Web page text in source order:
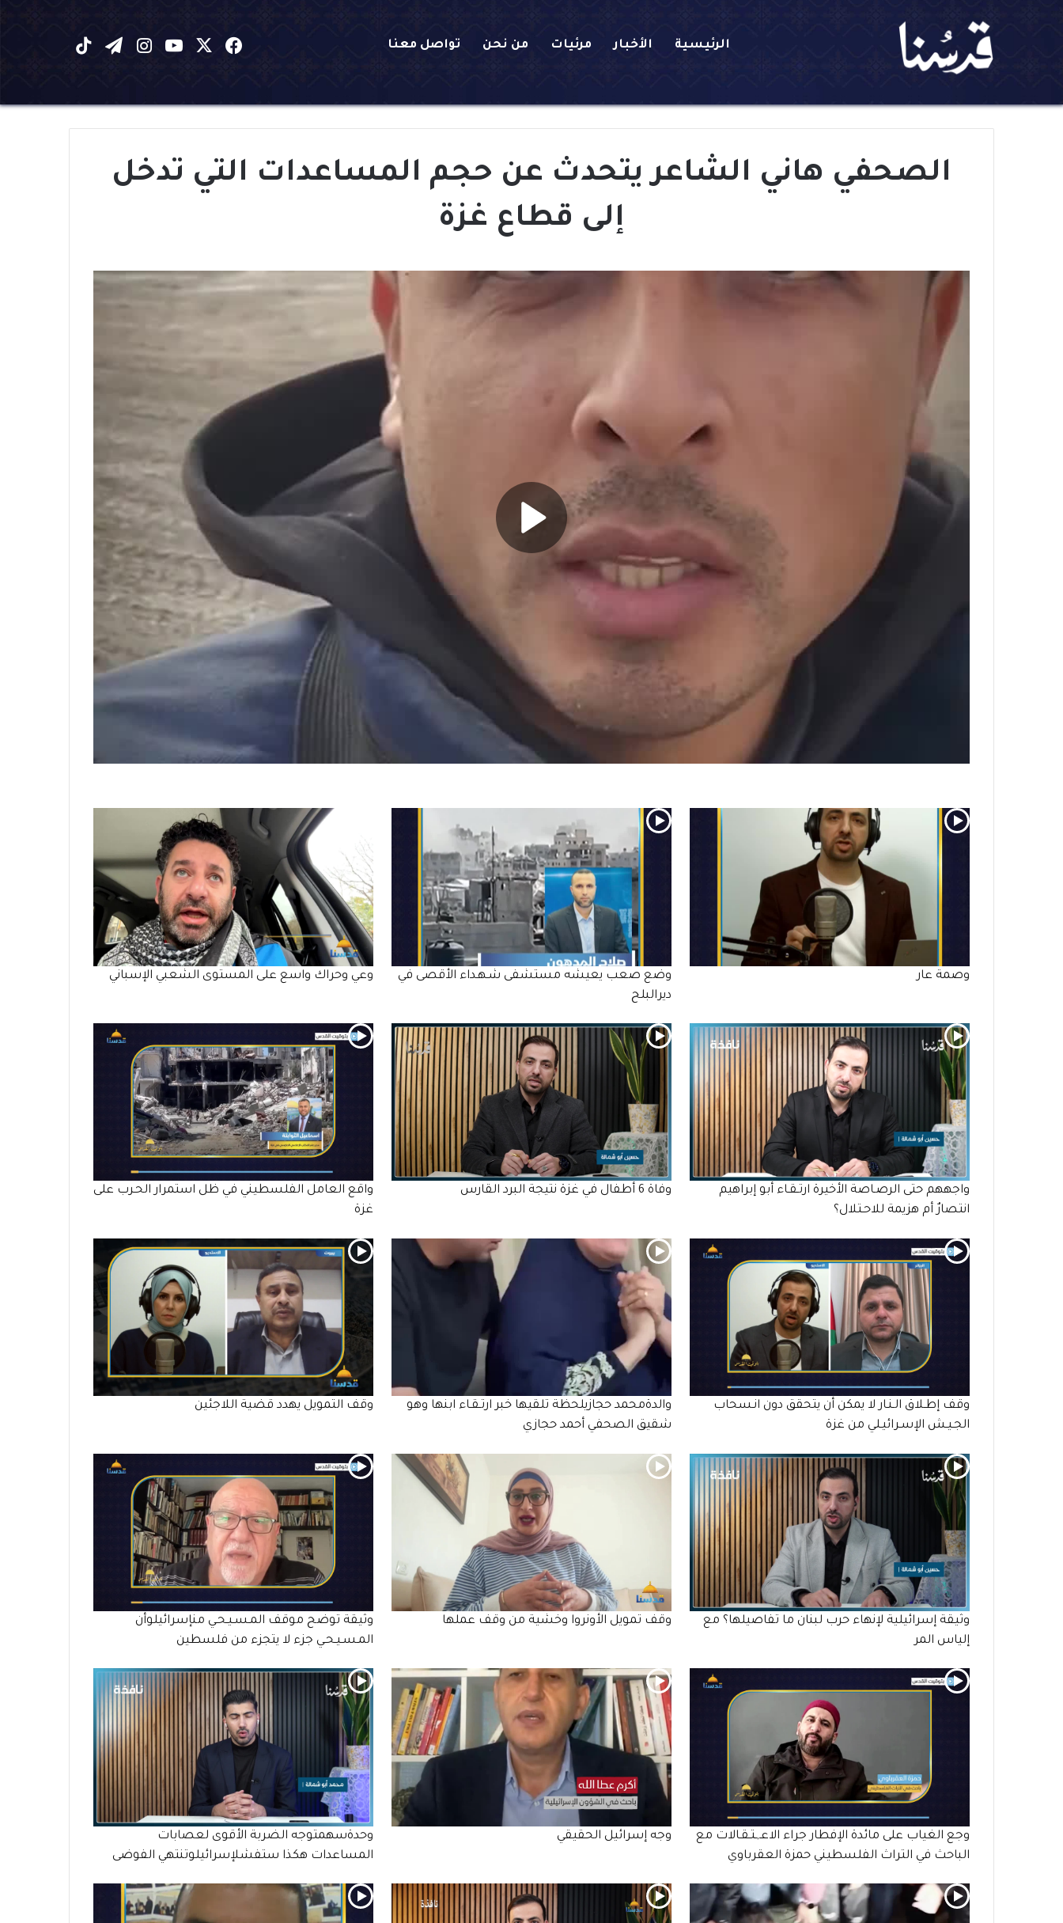
الرئيسية الأخبار مرئيات من نحن تواصل معنا فيسبوك يوتيوبانستقرام
تيلقرام
الصحفي هاني الشاعر يتحدث عن حجم المساعدات التي تدخل
إلى قطاع غزة
وصمة عار
وضع صعب يعيشه مستشفى شـهـداء الأقصى في
ديرالبلح
وعي وحراك واسع على المستوى الشعبي الإسباني
واجههم حتى الرصـاصة الأخيرة ارتـقـاء أبو إبراهيم
انتصارٌ أم هزيمة للاحـتلال؟
وفاة 6 أطفال في غزة نتيجة البرد القارس
واقع العامل الفلسطيني في ظل استمرار الحـرب على
غزة
وقف إطـلاق الـنـار لا يمكن أن يتحقق دون انـسحاب
الجـيـش الإسـرائيـلي من غزة
والدةمحمد حجازيلحظة تلقيها خبر ارتـقـاء ابنها وهو
شقيق الصحفي أحمد حجازي
وقف التمويل يهدد قضية اللاجئين
وثيقة إسرائيلية لإنهاء حرب لبنان ما تفاصيلها؟ مع
إلياس المر
وقف تمويل الأونروا وخشية من وقف عملها
وثيقة توضح موقف المـسـيـحـي منإسرائيلوأن
المـسـيـحـي جزء لا يتجزء من فلسطين
وجع الغياب على مائدة الإفطار جراء الاعـ,ـتـقـالات مع
الباحث في التراث الفلسطيني حمزة العقرباوي
وجه إسرائيل الحقيقي
وحدةسهمتوجه الضربة الأقوى لعصابات
المساعدات هكذا ستفشلإسرائيلوتنتهي الفوضى